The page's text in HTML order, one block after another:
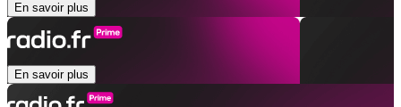
En savoir plus
En savoir plus